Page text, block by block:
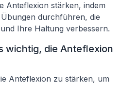
Anteflexion stärken, indem
Übungen durchführen, die
Ihre Haltung verbessern.
wichtig, die Anteflexion
Anteflexion zu stärken, um